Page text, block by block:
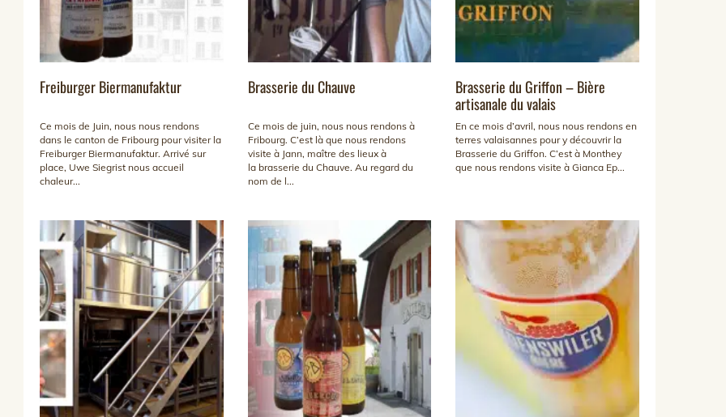
Freiburger Biermanufaktur
Ce mois de Juin, nous nous rendons
dans le canton de Fribourg pour visiter la
Freiburger Biermanufaktur. Arrivé sur
place, Uwe Siegrist nous accueil
chaleur...
Brasserie du Chauve
Ce mois de juin, nous nous rendons à
Fribourg. C’est là que nous rendons
visite à Jann, maître des lieux à
la brasserie du Chauve. Au regard du
nom de l...
Brasserie du Griffon – Bière
artisanale du valais
En ce mois d’avril, nous nous rendons en
terres valaisannes pour y découvrir la
Brasserie du Griffon. C’est à Monthey
que nous rendons visite à Gianca Ep...